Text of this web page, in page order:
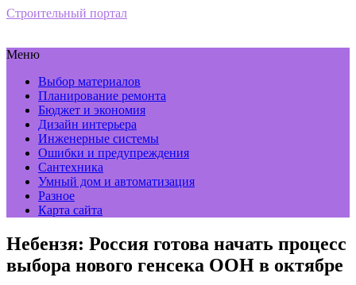
Строительный портал
Меню
Выбор материалов
Планирование ремонта
Бюджет и экономия
Дизайн интерьера
Инженерные системы
Ошибки и предупреждения
Сантехника
Умный дом и автоматизация
Разное
Карта сайта
Небензя: Россия готова начать процесс
выбора нового генсека ООН в октябре